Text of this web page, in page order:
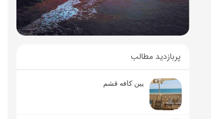
پربازدید مطالب
پین کافه قشم